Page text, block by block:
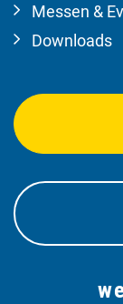
Messen &
Downloads